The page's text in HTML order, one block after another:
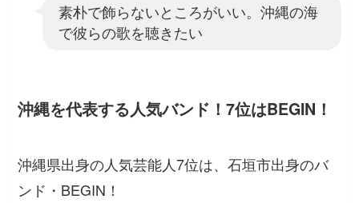
素朴で飾らないところがいい。沖縄の海
で彼らの歌を聴きたい
沖縄を代表する人気バンド！7位はBEGIN！
沖縄県出身の人気芸能人7位は、石垣市出身のバ
ンド・BEGIN！